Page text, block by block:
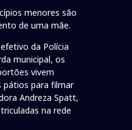
menores são
de uma mãe.
da Polícia
municipal, os
vivem
pátios para filmar
Andreza Spatt,
na rede